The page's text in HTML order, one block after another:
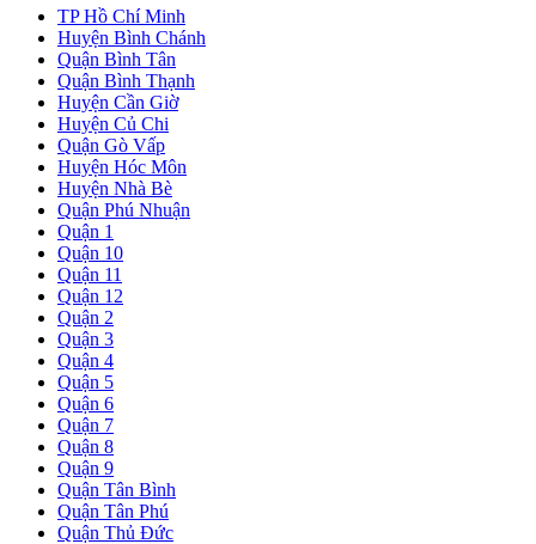
TP Hồ Chí Minh
Huyện Bình Chánh
Quận Bình Tân
Quận Bình Thạnh
Huyện Cần Giờ
Huyện Củ Chi
Quận Gò Vấp
Huyện Hóc Môn
Huyện Nhà Bè
Quận Phú Nhuận
Quận 1
Quận 10
Quận 11
Quận 12
Quận 2
Quận 3
Quận 4
Quận 5
Quận 6
Quận 7
Quận 8
Quận 9
Quận Tân Bình
Quận Tân Phú
Quận Thủ Đức